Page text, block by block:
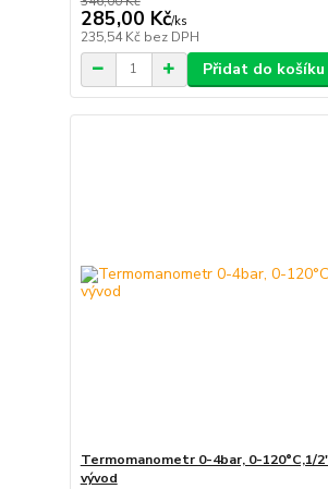
285,00 Kč/ks
235,54 Kč bez DPH
Přidat do košíku
Termomanometr 0-4bar, 0-120°C,1/
vývod